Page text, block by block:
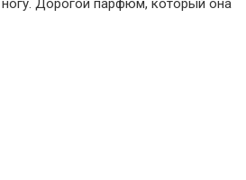
ногу. Дорогой парфюм, который она